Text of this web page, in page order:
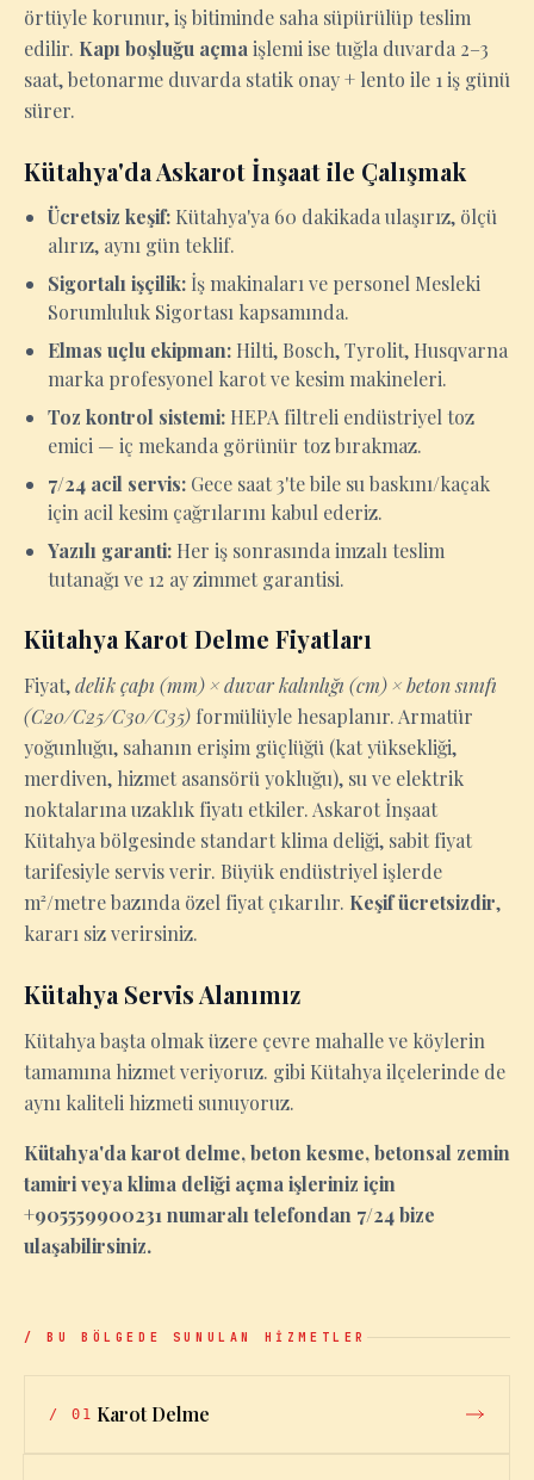
örtüyle korunur, iş bitiminde saha süpürülüp teslim
edilir. Kapı boşluğu açma işlemi ise tuğla duvarda 2–3
saat, betonarme duvarda statik onay + lento ile 1 iş günü
sürer.
Kütahya'da Askarot İnşaat ile Çalışmak
Ücretsiz keşif: Kütahya'ya 60 dakikada ulaşırız, ölçü
alırız, aynı gün teklif.
Sigortalı işçilik: İş makinaları ve personel Mesleki
Sorumluluk Sigortası kapsamında.
Elmas uçlu ekipman: Hilti, Bosch, Tyrolit, Husqvarna
marka profesyonel karot ve kesim makineleri.
Toz kontrol sistemi: HEPA filtreli endüstriyel toz
emici — iç mekanda görünür toz bırakmaz.
7/24 acil servis: Gece saat 3'te bile su baskını/kaçak
için acil kesim çağrılarını kabul ederiz.
Yazılı garanti: Her iş sonrasında imzalı teslim
tutanağı ve 12 ay zimmet garantisi.
Kütahya Karot Delme Fiyatları
Fiyat,delik çapı (mm) × duvar kalınlığı (cm) × beton sınıfı
(C20/C25/C30/C35) formülüyle hesaplanır. Armatür
yoğunluğu, sahanın erişim güçlüğü (kat yüksekliği,
merdiven, hizmet asansörü yokluğu), su ve elektrik
noktalarına uzaklık fiyatı etkiler. Askarot İnşaat
Kütahya bölgesinde standart klima deliği, sabit fiyat
tarifesiyle servis verir. Büyük endüstriyel işlerde
m²/metre bazında özel fiyat çıkarılır. Keşif ücretsizdir,
kararı siz verirsiniz.
Kütahya Servis Alanımız
Kütahya başta olmak üzere çevre mahalle ve köylerin
tamamına hizmet veriyoruz. gibi Kütahya ilçelerinde de
aynı kaliteli hizmeti sunuyoruz.
Kütahya'da karot delme, beton kesme, betonsal zemin
tamiri veya klima deliği açma işleriniz için
+905559900231 numaralı telefondan 7/24 bize
ulaşabilirsiniz.
/ BU BÖLGEDE SUNULAN HİZMETLER
/ 01 Karot Delme